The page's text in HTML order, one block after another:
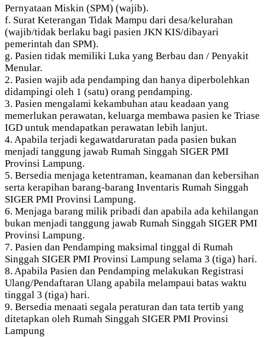
Pernyataan Miskin (SPM) (wajib).
f. Surat Keterangan Tidak Mampu dari desa/kelurahan
(wajib/tidak berlaku bagi pasien JKN KIS/dibayari
pemerintah dan SPM).
g. Pasien tidak memiliki Luka yang Berbau dan / Penyakit
Menular.
2. Pasien wajib ada pendamping dan hanya diperbolehkan
didampingi oleh 1 (satu) orang pendamping.
3. Pasien mengalami kekambuhan atau keadaan yang
memerlukan perawatan, keluarga membawa pasien ke Triase
IGD untuk mendapatkan perawatan lebih lanjut.
4. Apabila terjadi kegawatdaruratan pada pasien bukan
menjadi tanggung jawab Rumah Singgah SIGER PMI
Provinsi Lampung.
5. Bersedia menjaga ketentraman, keamanan dan kebersihan
serta kerapihan barang-barang Inventaris Rumah Singgah
SIGER PMI Provinsi Lampung.
6. Menjaga barang milik pribadi dan apabila ada kehilangan
bukan menjadi tanggung jawab Rumah Singgah SIGER PMI
Provinsi Lampung.
7. Pasien dan Pendamping maksimal tinggal di Rumah
Singgah SIGER PMI Provinsi Lampung selama 3 (tiga) hari.
8. Apabila Pasien dan Pendamping melakukan Registrasi
Ulang/Pendaftaran Ulang apabila melampaui batas waktu
tinggal 3 (tiga) hari.
9. Bersedia menaati segala peraturan dan tata tertib yang
ditetapkan oleh Rumah Singgah SIGER PMI Provinsi
Lampung